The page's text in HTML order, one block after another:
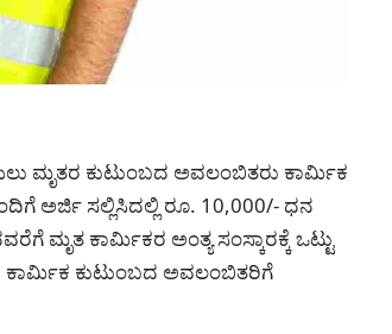
ಮೃತರ ಕುಟುಂಬದ ಅವಲಂಬಿತರು ಕಾರ್ಮಿಕ
ಅರ್ಜಿ ಸಲ್ಲಿಸಿದಲ್ಲಿ ರೂ. 10,000/- ಧನ
ಮೃತ ಕಾರ್ಮಿಕರ ಅಂತ್ಯ ಸಂಸ್ಕಾರಕ್ಕೆ ಒಟ್ಟು
ಕಾರ್ಮಿಕ ಕುಟುಂಬದ ಅವಲಂಬಿತರಿಗೆ